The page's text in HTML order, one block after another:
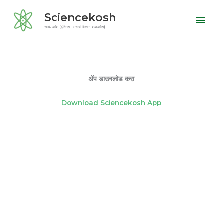
content
Sciencekosh
सायंसकोश (इंग्लिश - मराठी विज्ञान शब्दकोश)
ॲप डाउनलोड करा
Download Sciencekosh App